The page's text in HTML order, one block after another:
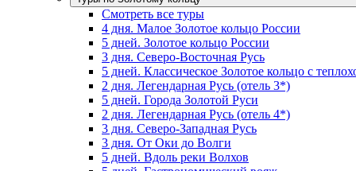
Смотреть все туры
4 дня. Малое Золотое кольцо России
5 дней. Золотое кольцо России
3 дня. Северо-Восточная Русь
5 дней. Классическое Золотое кольцо с
2 дня. Легендарная Русь (отель 3*)
5 дней. Города Золотой Руси
2 дня. Легендарная Русь (отель 4*)
3 дня. Северо-Западная Русь
3 дня. От Оки до Волги
5 дней. Вдоль реки Волхов